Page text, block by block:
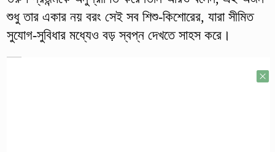
শুধু তার একার নয় বরং সেই সব শিশু-কিশোরের, যারা সীমিত
সুযোগ-সুবিধার মধ্যেও বড় স্বপ্ন দেখতে সাহস করে।